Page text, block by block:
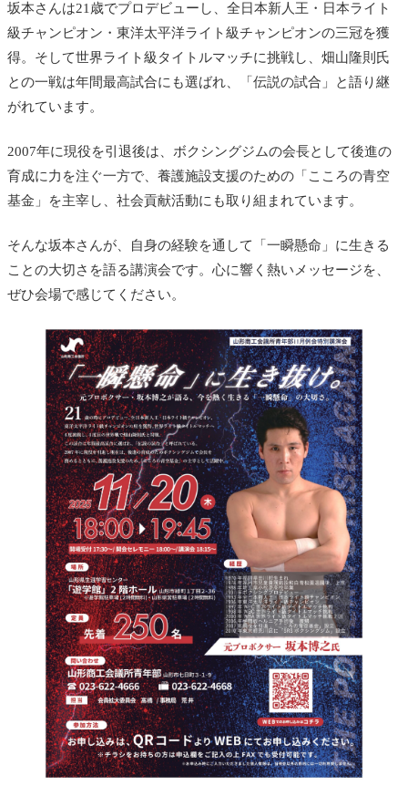
坂本さんは21歳でプロデビューし、全日本新人王・日本ライト
級チャンピオン・東洋太平洋ライト級チャンピオンの三冠を獲
得。そして世界ライト級タイトルマッチに挑戦し、畑山隆則氏
との一戦は年間最高試合にも選ばれ、「伝説の試合」と語り継
がれています。
2007年に現役を引退後は、ボクシングジムの会長として後進の
育成に力を注ぐ一方で、養護施設支援のための「こころの青空
基金」を主宰し、社会貢献活動にも取り組まれています。
そんな坂本さんが、自身の経験を通して「一瞬懸命」に生きる
ことの大切さを語る講演会です。心に響く熱いメッセージを、
ぜひ会場で感じてください。